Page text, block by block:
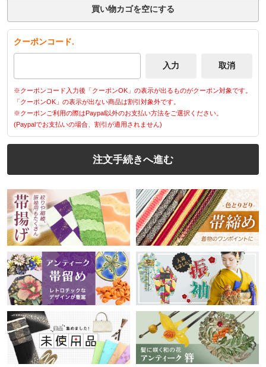
買い物カゴを空にする
クーポンコード.
※クーポンコード入力後「クーポンOK」の表示が出るものがクーポン対象です。
「クーポンOK」の表示が出ない商品は割引対象外です。
※クーポンご利用の際はPaypal以外のお支払い方法をご選択ください。
(Paypalでお支払いの場合、割引が適用されません)
注文手続きへ進む